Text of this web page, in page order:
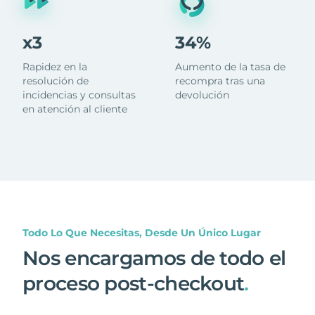
x3
Rapidez en la
resolución de
incidencias y consultas
en atención al cliente
34%
Aumento de la tasa de
recompra tras una
devolución
Todo Lo Que Necesitas, Desde Un Único Lugar
Nos encargamos de todo el
proceso post-checkout.